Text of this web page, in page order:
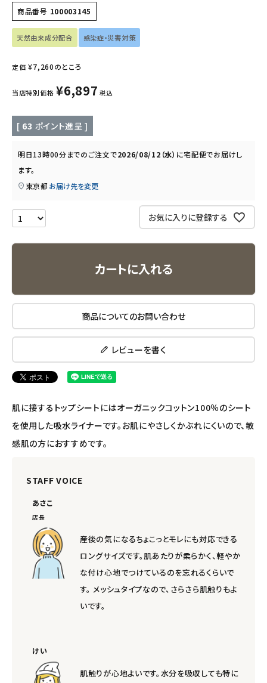
インナー・下着・ナイトウェア
キッチン用品
フード・ドリンク
定期購入
エコメイト
ナチュラプラス
アルマウィン
コラム・スタッフのおすすめ
ご利用ガイド等
アカウント情報
ログイン
商品番号 100003145
天然由来成分配合 感染症・災害対策
定価 ¥7,260のところ
当店特別価格 ¥6,897 税込
[ 63 ポイント進呈 ]
明日13時00分までのご注文で2026/08/12（水） に宅配便でお届けし
ます。
東京都 お届け先を変更
お気に入りに登録する
カートに入れる
商品についてのお問い合わせ
レビューを書く
肌に接するトップシートにはオーガニックコットン100％のシート
を使用した吸水ライナーです。お肌にやさしくかぶれにくいので、敏
感肌の方におすすめです。
STAFF VOICE
あさこ
店長
産後の気になるちょこっとモレにも対応できる
ロングサイズです。肌あたりが柔らかく、軽やか
な付け心地でつけているのを忘れるくらいで
す。 メッシュタイプなので、さらさら肌触りもよ
いです。
けい
肌触りが心地よいです。水分を吸収しても特に